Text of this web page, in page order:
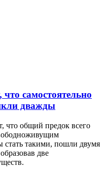
самостоятельно
дважды
что общий предок всего
стать такими, пошли двумя
две